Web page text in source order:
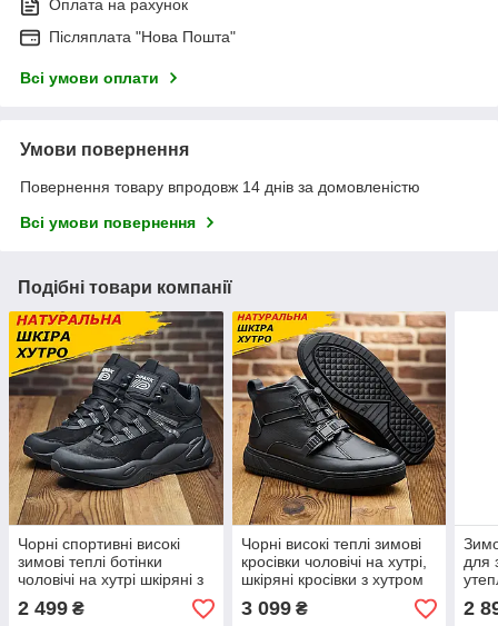
Оплата на рахунок
Післяплата "Нова Пошта"
Всі умови оплати
Умови повернення
Повернення товару впродовж 14 днів за домовленістю
Всі умови повернення
Подібні товари компанії
Чорні спортивні високі
зимові теплі ботінки
чоловічі на хутрі шкіряні з
хутром для чоловіків
2 499 ₴
Чорні високі теплі зимові
кросівки чоловічі на хутрі,
шкіряні кросівки з хутром
для чоловіків *999/R* real
3 099₴
для
на
2